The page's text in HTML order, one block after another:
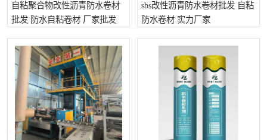
自粘聚合物改性沥青防水卷材
批发 防水自粘卷材 厂家批发
sbs改性沥青防水卷材批发 自粘
防水卷材 实力厂家